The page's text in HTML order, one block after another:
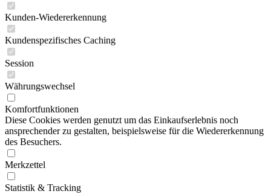
Kunden-Wiedererkennung
Kundenspezifisches Caching
Session
Währungswechsel
Komfortfunktionen
Diese Cookies werden genutzt um das Einkaufserlebnis noch
ansprechender zu gestalten, beispielsweise für die Wiedererkennung
des Besuchers.
Merkzettel
Statistik & Tracking